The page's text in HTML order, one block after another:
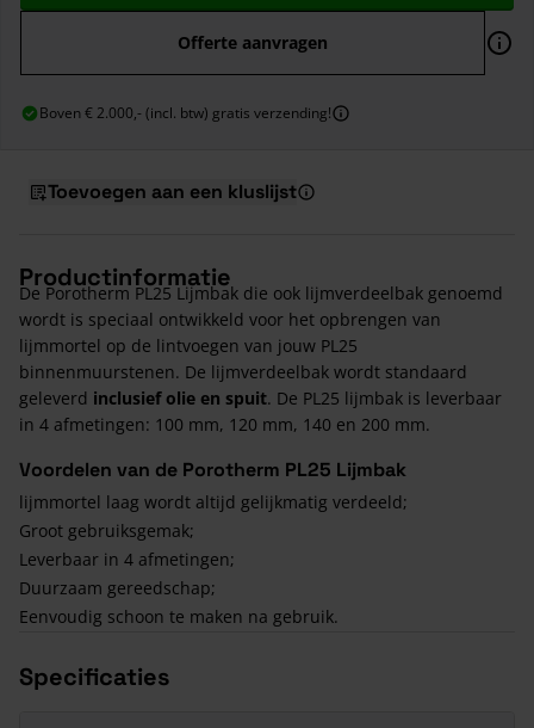
Offerte aanvragen
Boven € 2.000,- (incl. btw) gratis verzending!
Toevoegen aan een kluslijst
Productinformatie
De Porotherm PL25 Lijmbak die ook lijmverdeelbak genoemd
wordt is speciaal ontwikkeld voor het opbrengen van
lijmmortel op de lintvoegen van jouw PL25
binnenmuurstenen. De lijmverdeelbak wordt standaard
geleverd inclusief olie en spuit. De PL25 lijmbak is leverbaar
in 4 afmetingen: 100 mm, 120 mm, 140 en 200 mm.
Voordelen van de Porotherm PL25 Lijmbak
lijmmortel laag wordt altijd gelijkmatig verdeeld;
Groot gebruiksgemak;
Leverbaar in 4 afmetingen;
Duurzaam gereedschap;
Eenvoudig schoon te maken na gebruik.
Specificaties